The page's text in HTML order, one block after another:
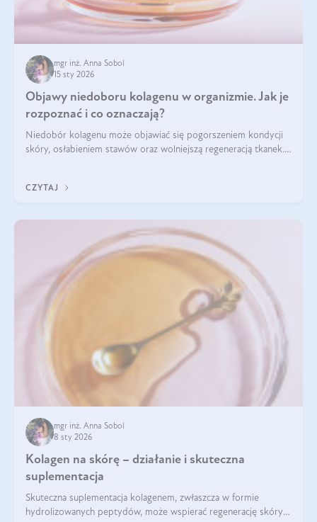
mgr inż. Anna Sobol
15 sty 2026
Objawy niedoboru kolagenu w organizmie. Jak je
rozpoznać i co oznaczają?
Niedobór kolagenu może objawiać się pogorszeniem kondycji
skóry, osłabieniem stawów oraz wolniejszą regeneracją tkanek.
osłabienie włosów.
CZYTAJ
mgr inż. Anna Sobol
8 sty 2026
Kolagen na skórę – działanie i skuteczna
suplementacja
Skuteczna suplementacja kolagenem, zwłaszcza w formie
hydrolizowanych peptydów, może wspierać regenerację skóry i